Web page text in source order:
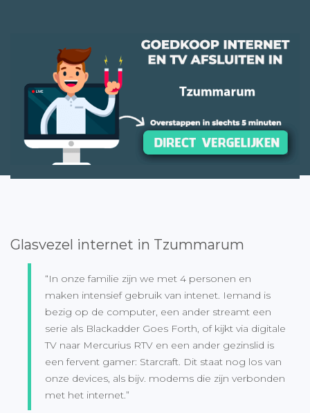
Glasvezel internet in Tzummarum
“In onze familie zijn we met 4 personen en
maken intensief gebruik van intenet. Iemand is
bezig op de computer, een ander streamt een
serie als Blackadder Goes Forth, of kijkt via digitale
TV naar Mercurius RTV en een ander gezinslid is
een fervent gamer: Starcraft. Dit staat nog los van
onze devices, als bijv. modems die zijn verbonden
met het internet.”